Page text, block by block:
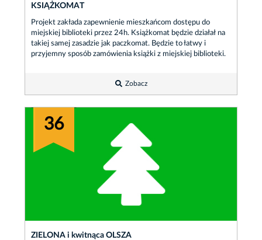
KSIĄŻKOMAT
Projekt zakłada zapewnienie mieszkańcom dostępu do
miejskiej biblioteki przez 24h. Książkomat będzie działał na
takiej samej zasadzie jak paczkomat. Będzie to łatwy i
przyjemny sposób zamówienia książki z miejskiej biblioteki.
Zobacz
36
ZIELONA i kwitnąca OLSZA